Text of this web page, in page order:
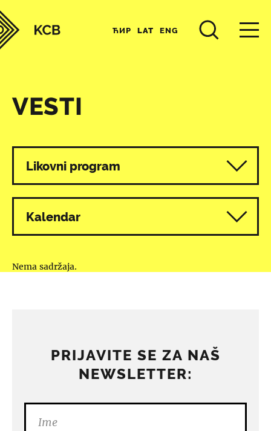
ЋИР LAT ENG
VESTI
Svi programi
Likovni program
Kalendar
Nema sadržaja.
PRIJAVITE SE ZA NAŠ
NEWSLETTER: